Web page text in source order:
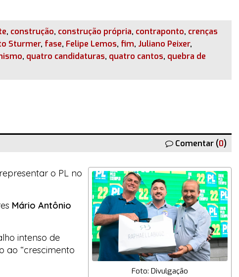
, construção, construção própria, contraponto, crenças
Sturmer, fase, Felipe Lemos, fim, Juliano Peixer,
, quatro candidaturas, quatro cantos, quebra de
Comentar (0)
Foto: Divulgação
o PL no
Mário Antônio
intenso de
ao “crescimento